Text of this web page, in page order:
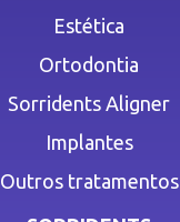
Estética
Ortodontia
Sorridents Aligner
Implantes
Outros tratamentos